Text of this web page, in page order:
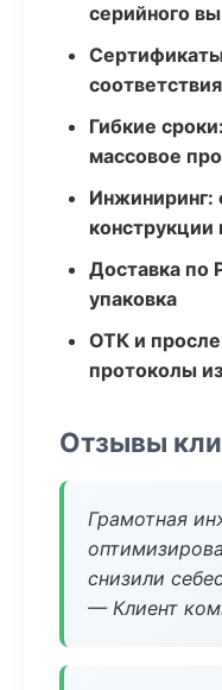
серийного
Гибкие
массовое
Инжиниринг:
конструкции
Доставка по
упаковка
ОТК и
протоколы
Отзывы
Грамотная
снизили
— Клиент